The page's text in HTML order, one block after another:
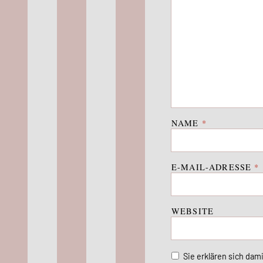
NAME *
E-MAIL-ADRESSE *
WEBSITE
Sie erklären sich